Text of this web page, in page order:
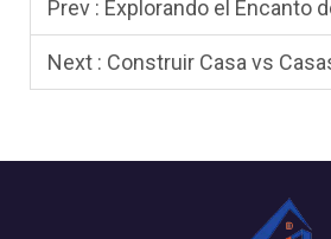
Prev : Explorando el Encanto de las Casas en Forma de
Next : Construir Casa vs Casas Prefabricadas: